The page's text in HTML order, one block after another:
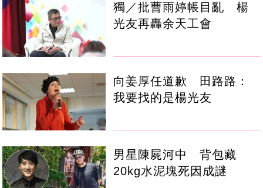
獨／批曹雨婷帳目亂 楊
光友再轟余天工會
向姜厚任道歉 田路路：
我要找的是楊光友
男星陳屍河中 背包藏
20kg水泥塊死因成謎